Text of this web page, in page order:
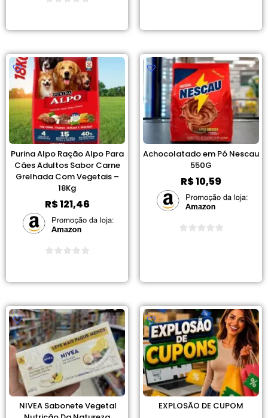
Purina Alpo Ração Alpo Para
Cães Adultos Sabor Carne
Grelhada Com Vegetais –
18Kg
R$121,46
Achocolatado em Pó Nescau
550G
R$10,59
NIVEA Sabonete Vegetal
EXPLOSÃO DE CUPOM